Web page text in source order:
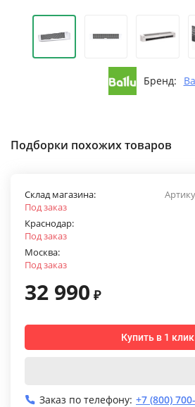
Бренд:
Подборки похожих товаров
Склад магазина:
Под заказ
Краснодар:
Под заказ
Москва:
Под заказ
32 990 ₽
Купить в 1 клик
Заказ по телефону: +7 (800)